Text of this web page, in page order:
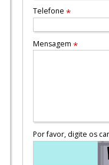
Telefone*
Mensagem*
Por favor, digite os